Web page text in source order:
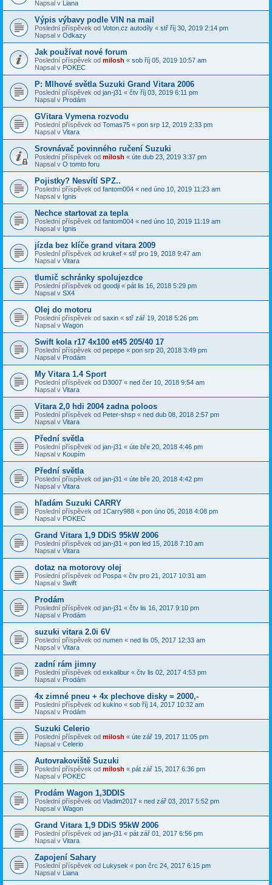
Napsal v Liana
Výpis výbavy podle VIN na mail
Poslední příspěvek od Voton.cz autodíly « stř říj 30, 2019 2:14 pm
Napsal v Odkazy
Jak používat nové forum
Poslední příspěvek od milosh « sob říj 05, 2019 10:57 am
Napsal v POKEC
P: Mlhové světla Suzuki Grand Vitara 2006
Poslední příspěvek od jan-j31 « čtv říj 03, 2019 6:11 pm
Napsal v Prodám
GVitara Vymena rozvodu
Poslední příspěvek od Tomas75 « pon srp 12, 2019 2:33 pm
Napsal v Vitara
Srovnávač povinného ručení Suzuki
Poslední příspěvek od milosh « úte dub 23, 2019 3:37 pm
Napsal v O tomto foru
Pojistky? Nesvítí SPZ..
Poslední příspěvek od fantom004 « ned úno 10, 2019 11:23 am
Napsal v Ignis
Nechce startovat za tepla
Poslední příspěvek od fantom004 « ned úno 10, 2019 11:19 am
Napsal v Ignis
jízda bez klíče grand vitara 2009
Poslední příspěvek od krukef « stř pro 19, 2018 9:47 am
Napsal v Vitara
tlumič schránky spolujezdce
Poslední příspěvek od goodji « pát lis 16, 2018 5:29 pm
Napsal v SX4
Olej do motoru
Poslední příspěvek od saxin « stř zář 19, 2018 5:26 pm
Napsal v Wagon
Swift kola r17 4x100 et45 205/40 17
Poslední příspěvek od pepepe « pon srp 20, 2018 3:49 pm
Napsal v Prodám
My Vitara 1.4 Sport
Poslední příspěvek od D3007 « ned čer 10, 2018 9:54 am
Napsal v Vitara
Vitara 2,0 hdi 2004 zadna poloos
Poslední příspěvek od Peter-shsp « ned dub 08, 2018 2:57 pm
Napsal v Vitara
Přední světla
Poslední příspěvek od jan-j31 « úte bře 20, 2018 4:46 pm
Napsal v Koupím
Přední světla
Poslední příspěvek od jan-j31 « úte bře 20, 2018 4:42 pm
Napsal v Vitara
hľadám Suzuki CARRY
Poslední příspěvek od 1Carry988 « pon úno 05, 2018 4:08 pm
Napsal v POKEC
Grand Vitara 1,9 DDiS 95kW 2006
Poslední příspěvek od jan-j31 « pon led 15, 2018 7:10 am
Napsal v Vitara
dotaz na motorovy olej
Poslední příspěvek od Pospa « čtv pro 21, 2017 10:31 am
Napsal v Swift
Prodám
Poslední příspěvek od jan-j31 « čtv lis 16, 2017 9:10 pm
Napsal v Prodám
suzuki vitara 2.0i 6V
Poslední příspěvek od numen « ned lis 05, 2017 12:33 am
Napsal v Vitara
zadní rám jimny
Poslední příspěvek od exkalibur « čtv lis 02, 2017 4:53 pm
Napsal v Prodám
4x zimné pneu + 4x plechove disky = 2000,-
Poslední příspěvek od kukino « sob říj 14, 2017 10:32 am
Napsal v Prodám
Suzuki Celerio
Poslední příspěvek od milosh « úte zář 19, 2017 11:05 pm
Napsal v Celerio
Autovrakoviště Suzuki
Poslední příspěvek od milosh « pát zář 15, 2017 6:36 pm
Napsal v POKEC
Prodám Wagon 1,3DDIS
Poslední příspěvek od Vladim2017 « ned zář 03, 2017 5:52 pm
Napsal v Wagon
Grand Vitara 1,9 DDiS 95kW 2006
Poslední příspěvek od jan-j31 « pát zář 01, 2017 6:56 pm
Napsal v Vitara
Zapojení Sahary
Poslední příspěvek od Lukysek « pon črc 24, 2017 6:15 pm
Napsal v Liana